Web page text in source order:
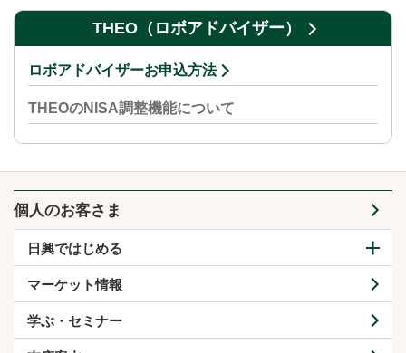
THEO（ロボアドバイザー）
ロボアドバイザーお申込方法
THEOのNISA調整機能について
個人のお客さま
日興ではじめる
マーケット情報
学ぶ・セミナー